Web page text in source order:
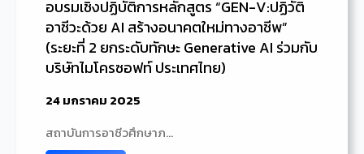
อบรมเชิงปฏิบัติการหลักสูตร “GEN-V:ปฏิวัติ
อาชีวะด้วย AI สร้างอนาคตใหม่ทางอาชีพ”
(ระยะที่ 2 ยกระดับทักษะ Generative AI ร่วมกับ
บริษัทไมโครซอฟท์ ประเทศไทย)
24 มกราคม 2025
สถาบันการอาชีวศึกษาภ…